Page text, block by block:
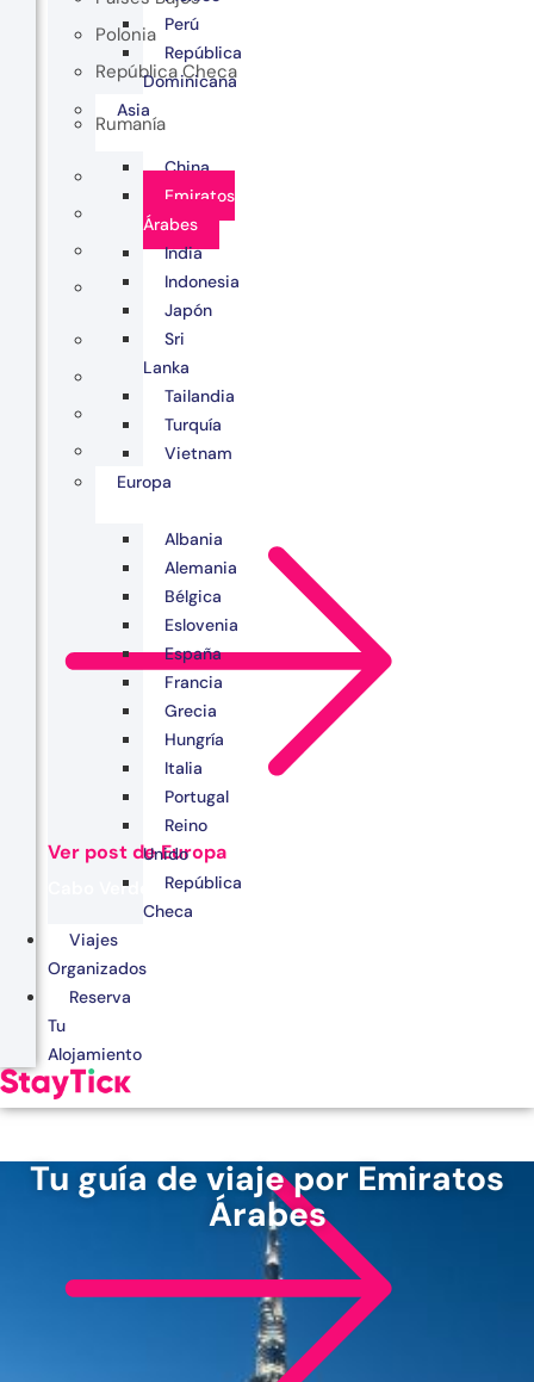
Polonia
República Checa
Rumanía
Ver post de Europa
Cabo Verde
Egipto
Kenia
Marruecos
Zanzíbar
Perú
República
Dominicana
Asia
China
Emiratos
Árabes
India
Indonesia
Japón
Sri
Lanka
Tailandia
Turquía
Vietnam
Europa
Albania
Alemania
Bélgica
Eslovenia
España
Francia
Grecia
Hungría
Italia
Portugal
Reino
Unido
República
Checa
Viajes
Organizados
Reserva
Tu
Alojamiento
Tu guía de viaje por Emiratos
Árabes